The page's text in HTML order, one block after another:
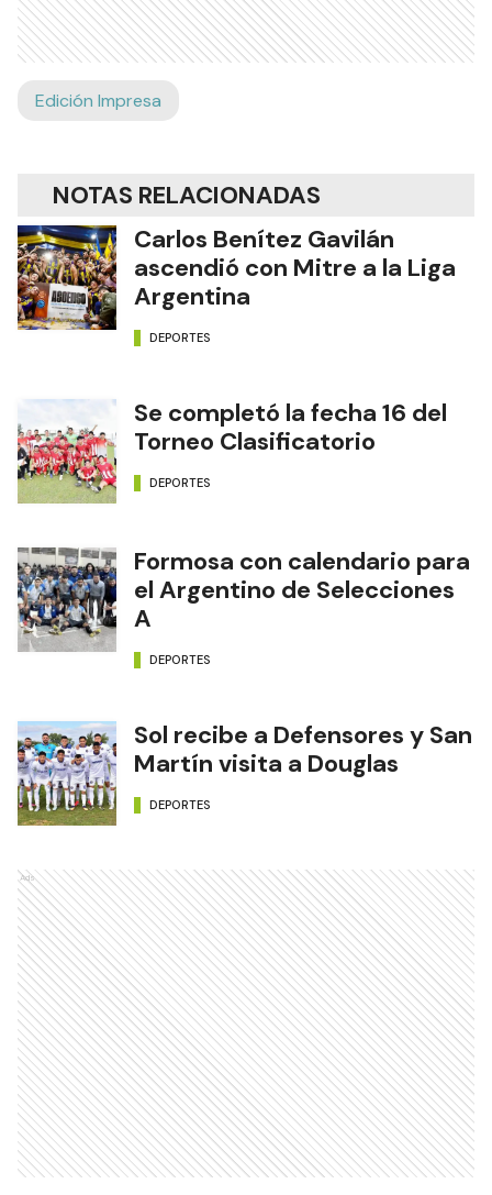
Edición Impresa
NOTAS RELACIONADAS
Carlos Benítez Gavilán
ascendió con Mitre a la Liga
Argentina
DEPORTES
Se completó la fecha 16 del
Torneo Clasificatorio
DEPORTES
Formosa con calendario para
el Argentino de Selecciones
A
DEPORTES
Sol recibe a Defensores y San
Martín visita a Douglas
DEPORTES
Ads